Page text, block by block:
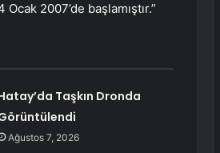
2007’de başlamıştır.”
Taşkın Dronda
Ağustos 7, 2026